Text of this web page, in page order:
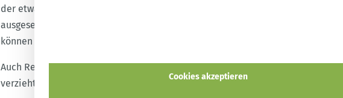
der etwa ein Drittel der Holzsubstanz ausmacht. Daher vergraut Holz, das der
ausgesetzt ist, und wird mit der Zeit brüchig. Ist das Holz durch UV-Licht erst
können Feuchtigkeit und Schädlinge noch leichter eindringen.
Auch Regen und Bodenfeuchtigkeit schaden dem Holz und lassen es arbeiten,
verzieht. Ein
Schutz gegen Feuchtigkeitist daher ebenfalls wichtig.
Cookies akzeptieren